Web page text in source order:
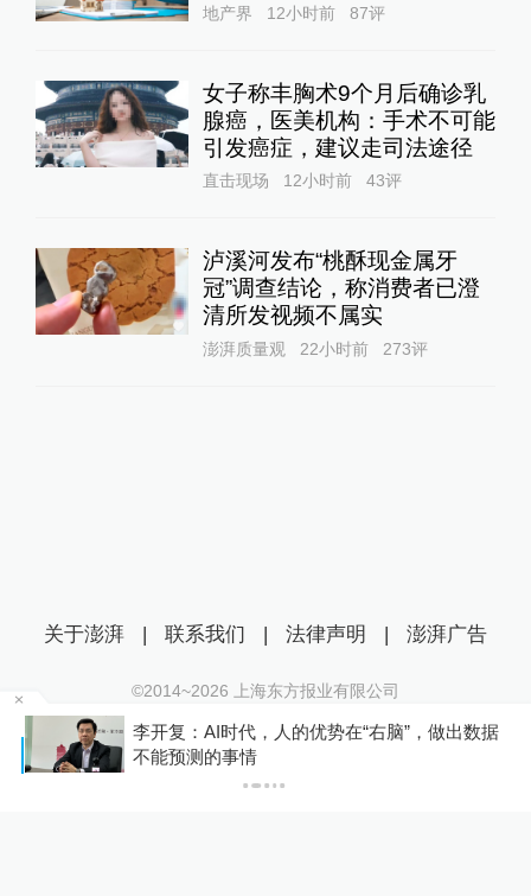
地产界 12小时前 87评
女子称丰胸术9个月后确诊乳
腺癌，医美机构：手术不可能
引发癌症，建议走司法途径
直击现场 12小时前 43评
泸溪河发布“桃酥现金属牙
冠”调查结论，称消费者已澄
清所发视频不属实
澎湃质量观 22小时前 273评
李开复：AI时代，人的优势在“右脑”，做出数据
不能预测的事情
关于澎湃 | 联系我们 | 法律声明 | 澎湃广告
©2014~2026 上海东方报业有限公司
沪ICP证：沪B2-20170116 | 沪ICP备14003370号
互联网新闻信息服务许可证：31120170006
沪公网安备 31010602000299号